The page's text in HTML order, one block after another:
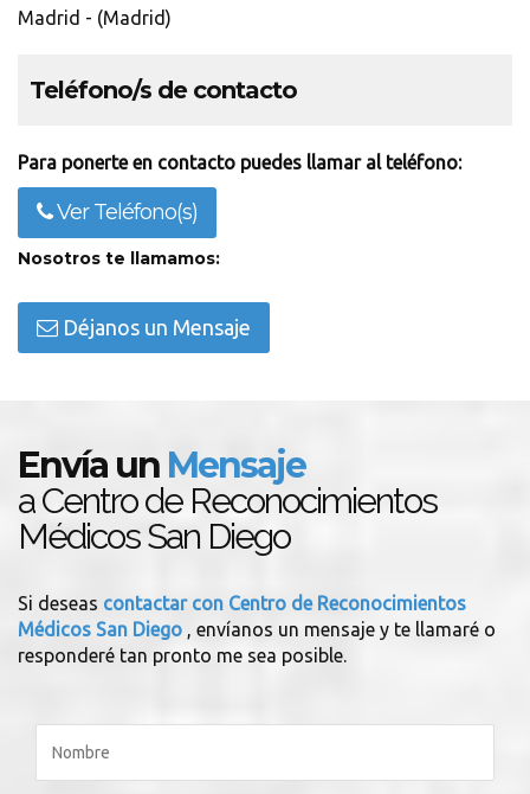
Madrid - (Madrid)
Teléfono/s de contacto
Para ponerte en contacto puedes llamar al teléfono:
Ver Teléfono(s)
Nosotros te llamamos:
Déjanos un Mensaje
Envía un Mensaje
a Centro de Reconocimientos
Médicos San Diego
Si deseas contactar con Centro de Reconocimientos
Médicos San Diego , envíanos un mensaje y te llamaré o
responderé tan pronto me sea posible.